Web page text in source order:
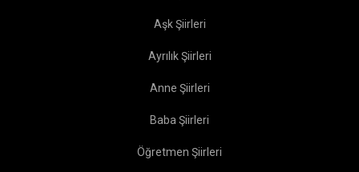
Aşk Şiirleri
Ayrılık Şiirleri
Anne Şiirleri
Baba Şiirleri
Öğretmen Şiirleri